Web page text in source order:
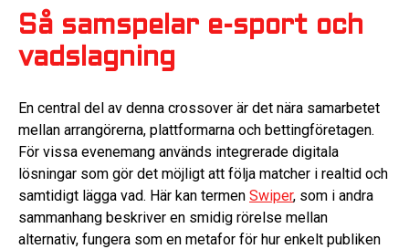
Så samspelar e-sport och
vadslagning
En central del av denna crossover är det nära samarbetet
mellan arrangörerna, plattformarna och bettingföretagen.
För vissa evenemang används integrerade digitala
lösningar som gör det möjligt att följa matcher i realtid och
samtidigt lägga vad. Här kan termen Swiper, som i andra
sammanhang beskriver en smidig rörelse mellan
alternativ, fungera som en metafor för hur enkelt publiken